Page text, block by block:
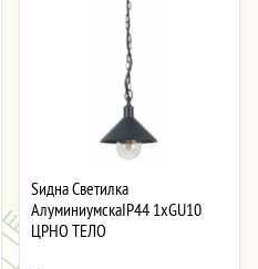
Ѕидна Светилка
АлуминиумскаIP44 1xGU10
ЦРНО ТЕЛО